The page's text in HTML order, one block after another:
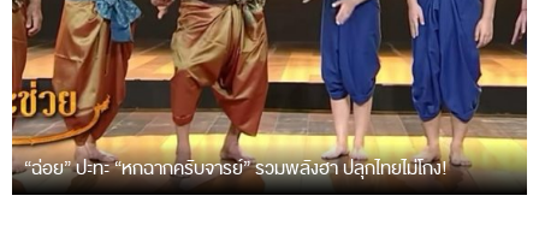
“ฉ่อย” ปะทะ “หกฉากครับจารย์” รวมพลังฮา ปลุกไทยไม่โกง!